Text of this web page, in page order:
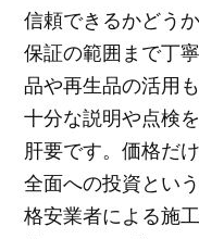
信頼できるかどう
保証の範囲まで丁
品や再生品の活用
十分な説明や点検
肝要です。価格だ
全面への投資とい
格安業者による施